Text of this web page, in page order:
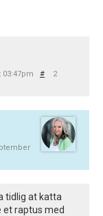
03:47pm #
2
tidlig at katta
et raptus med